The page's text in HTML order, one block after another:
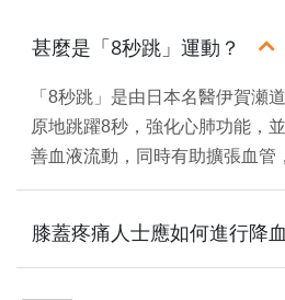
甚麼是「8秒跳」運動？
「8秒跳」是由日本名醫伊賀瀬
原地跳躍8秒，強化心肺功能，
善血液流動，同時有助擴張血管
膝蓋疼痛人士應如何進行降